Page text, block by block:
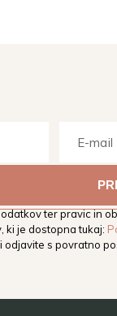
elektronskega
ter pravic in
ki je dostopna tukaj:
odjavite s povratno